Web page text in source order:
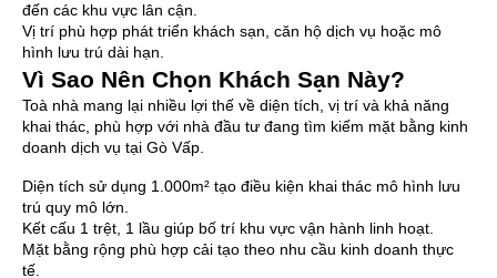
đến các khu vực lân cận.
Vị trí phù hợp phát triển khách sạn, căn hộ dịch vụ hoặc mô
hình lưu trú dài hạn.
Vì Sao Nên Chọn Khách Sạn Này?
Toà nhà mang lại nhiều lợi thế về diện tích, vị trí và khả năng
khai thác, phù hợp với nhà đầu tư đang tìm kiếm mặt bằng kinh
doanh dịch vụ tại Gò Vấp.
Diện tích sử dụng 1.000m² tạo điều kiện khai thác mô hình lưu
trú quy mô lớn.
Kết cấu 1 trệt, 1 lầu giúp bố trí khu vực vận hành linh hoạt.
Mặt bằng rộng phù hợp cải tạo theo nhu cầu kinh doanh thực
tế.